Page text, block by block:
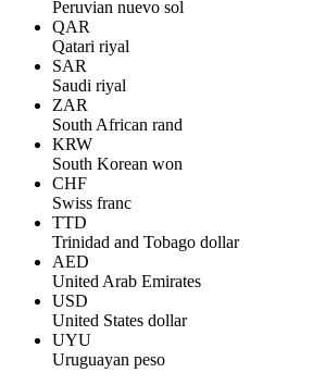
Peruvian nuevo sol
QAR
Qatari riyal
SAR
Saudi riyal
ZAR
South African rand
KRW
South Korean won
CHF
Swiss franc
TTD
Trinidad and Tobago dollar
AED
United Arab Emirates
USD
United States dollar
UYU
Uruguayan peso